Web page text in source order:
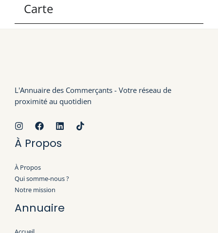
Carte
L'Annuaire des Commerçants - Votre réseau de
proximité au quotidien
À Propos
À Propos
Qui somme-nous ?
Notre mission
Annuaire